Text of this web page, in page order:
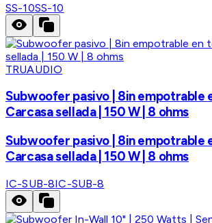
SS-10SS-10
TRUAUDIO
Subwoofer pasivo | 8in empotrable
Carcasa sellada | 150 W | 8 ohms
Subwoofer pasivo | 8in empotrable
Carcasa sellada | 150 W | 8 ohms
IC-SUB-8IC-SUB-8